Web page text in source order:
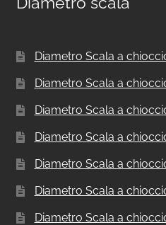
Diametro Scala a
Diametro Scala a
Diametro Scala a
Diametro Scala a
Diametro Scala a
Diametro Scala a
Diametro Scala a